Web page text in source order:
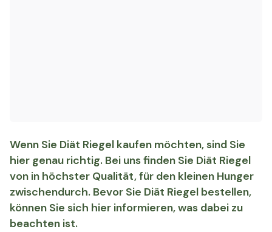
Wenn Sie Diät Riegel kaufen möchten, sind Sie
hier genau richtig. Bei uns finden Sie Diät Riegel
von in höchster Qualität, für den kleinen Hunger
zwischendurch. Bevor Sie Diät Riegel bestellen,
können Sie sich hier informieren, was dabei zu
beachten ist.